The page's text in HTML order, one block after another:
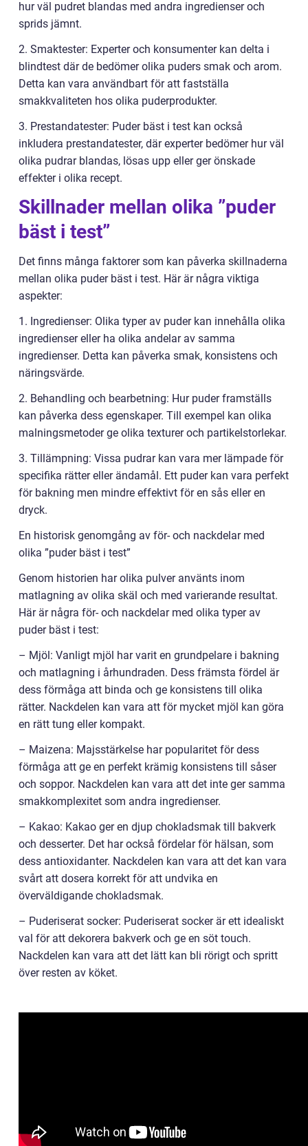
hur väl pudret blandas med andra ingredienser och
sprids jämnt.
2. Smaktester: Experter och konsumenter kan delta i
blindtest där de bedömer olika puders smak och arom.
Detta kan vara användbart för att fastställa
smakkvaliteten hos olika puderprodukter.
3. Prestandatester: Puder bäst i test kan också
inkludera prestandatester, där experter bedömer hur väl
olika pudrar blandas, lösas upp eller ger önskade
effekter i olika recept.
Skillnader mellan olika ”puder
bäst i test”
Det finns många faktorer som kan påverka skillnaderna
mellan olika puder bäst i test. Här är några viktiga
aspekter:
1. Ingredienser: Olika typer av puder kan innehålla olika
ingredienser eller ha olika andelar av samma
ingredienser. Detta kan påverka smak, konsistens och
näringsvärde.
2. Behandling och bearbetning: Hur puder framställs
kan påverka dess egenskaper. Till exempel kan olika
malningsmetoder ge olika texturer och partikelstorlekar.
3. Tillämpning: Vissa pudrar kan vara mer lämpade för
specifika rätter eller ändamål. Ett puder kan vara perfekt
för bakning men mindre effektivt för en sås eller en
dryck.
En historisk genomgång av för- och nackdelar med
olika ”puder bäst i test”
Genom historien har olika pulver använts inom
matlagning av olika skäl och med varierande resultat.
Här är några för- och nackdelar med olika typer av
puder bäst i test:
– Mjöl: Vanligt mjöl har varit en grundpelare i bakning
och matlagning i århundraden. Dess främsta fördel är
dess förmåga att binda och ge konsistens till olika
rätter. Nackdelen kan vara att för mycket mjöl kan göra
en rätt tung eller kompakt.
– Maizena: Majsstärkelse har popularitet för dess
förmåga att ge en perfekt krämig konsistens till såser
och soppor. Nackdelen kan vara att det inte ger samma
smakkomplexitet som andra ingredienser.
– Kakao: Kakao ger en djup chokladsmak till bakverk
och desserter. Det har också fördelar för hälsan, som
dess antioxidanter. Nackdelen kan vara att det kan vara
svårt att dosera korrekt för att undvika en
överväldigande chokladsmak.
– Puderiserat socker: Puderiserat socker är ett idealiskt
val för att dekorera bakverk och ge en söt touch.
Nackdelen kan vara att det lätt kan bli rörigt och spritt
över resten av köket.